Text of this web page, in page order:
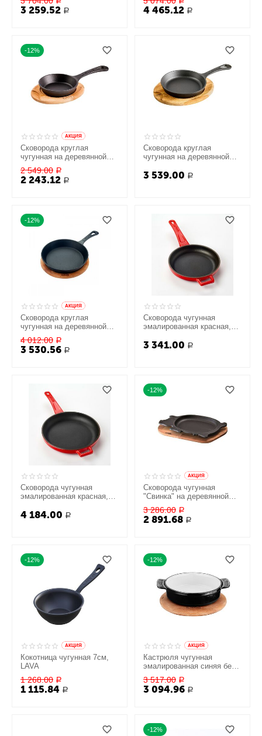
3 259.52 Р 4 465.12 Р
-12%
AКЦИЯ
Сковорода круглая
чугунная на деревянной
подставке, 12 см, LAVA
2 549.00 Р
2 243.12 Р
Сковорода круглая
чугунная на деревянной
3 539.00 Р
-12%
AКЦИЯ
Сковорода круглая
чугунная на деревянной
подставке, 20 см, LAVA
4 012.00 Р
3 530.56 Р
Сковорода чугунная
эмалированная красная,
3 341.00 Р
Сковорода чугунная
эмалированная красная,
4 184.00 Р
-12%
AКЦИЯ
Сковорода чугунная
"Свинка" на деревянной
подставке, 14*21 см, LAVA
3 286.00 Р
2 891.68 Р
-12%
AКЦИЯ
Кокотница чугунная 7см,
LAVA
1 268.00 Р
1 115.84 Р
-12%
AКЦИЯ
Кастрюля чугунная
эмалированная синяя без
крышки на деревянной
подставке, 14 см, LAVA
3 517.00 Р
3 094.96 Р
-12%